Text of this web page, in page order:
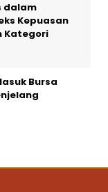
dalam
Kepuasan
Kategori
Bursa